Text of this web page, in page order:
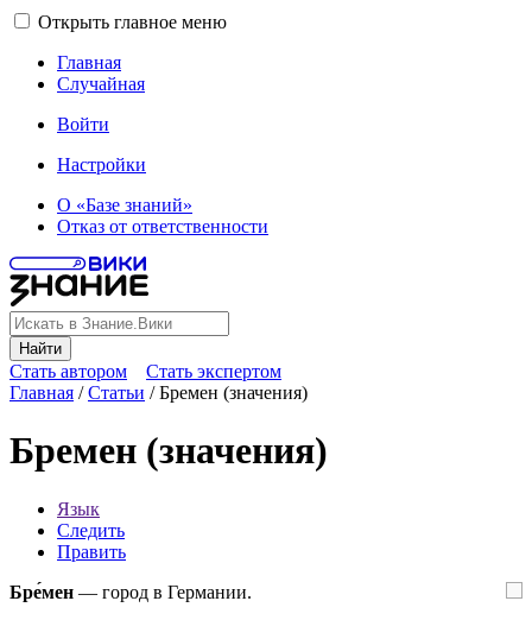
Открыть главное меню
Главная
Случайная
Войти
Настройки
О «Базе знаний»
Отказ от ответственности
Найти
Стать автором
Стать экспертом
Главная /Статьи /Бремен (значения)
Бремен (значения)
Язык
Следить
Править
Бре́мен — город в Германии.